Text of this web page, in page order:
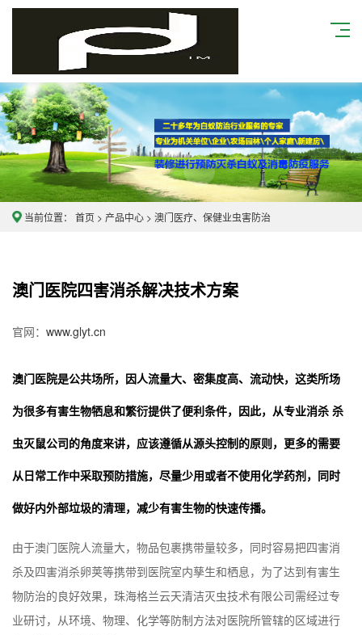
当前位置： 首页 > 产品中心 > 澳门医疗、保健业虫害防治
澳门医院四害消杀解决技术方案
官网： www.glyt.cn
澳门医院是公共场所，因人流量大、密集度高、流动快，这类所场
为很多有害生物牺息和繁衍提供了便利条件，因此，从专业消杀 杀
虫灭鼠公司的角度来讲，应该遵循从源头控制的原则，更多的需要
从日常工作中采取预防措施，尽量少用或者不使用化学药剂，同时
做好内外部垃圾的清理，减少有害生物的快速传播。
由于澳门医院人流量大，物品包裹携带量较多，同时容易把四害消
杀及四害消杀卵荚等携带到医院室内孳生和栖息，为了达到有害生
物防治的良好效果，珠海格兰云天清洁灭虫技术有限公司需经过专
业研讨，从环境、物理、化学等防制方法对医院所管辖的区域进行